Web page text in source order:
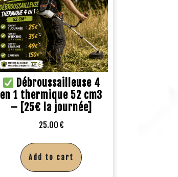
Débroussailleuse 4
en 1 thermique 52 cm3
– [25€ la journée]
25.00 €
Add to cart